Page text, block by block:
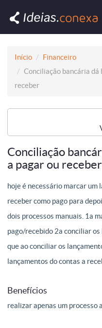
Início
Financeiro
Conciliação bancária dá
receber
Conciliação
a pagar ou receber
hoje é necessário marcar um
receber como pago para
dois processos manuais. 1a
pago/recebido 2a conciliar
que ao conciliar os
lançamentos do contas a
Benefícios
realizar apenas um processo